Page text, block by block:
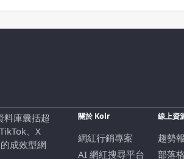
料庫囊括超
、X
成效型網
關於 Kolr
網紅行銷專案
AI 網紅搜尋平台
線上資
趨勢
部落格